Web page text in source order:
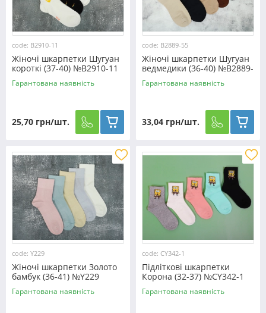
code: B2910-11
Жіночі шкарпетки Шугуан
короткі (37-40) №B2910-11
Гарантована наявність
25,70 грн/шт.
code: B2889-55
Жіночі шкарпетки Шугуан
ведмедики (36-40) №B2889-
55
Гарантована наявність
33,04 грн/шт.
code: Y229
Жіночі шкарпетки Золото
бамбук (36-41) №Y229
Гарантована наявність
code: CY342-1
Підліткові шкарпетки
Корона (32-37) №CY342-1
Гарантована наявність